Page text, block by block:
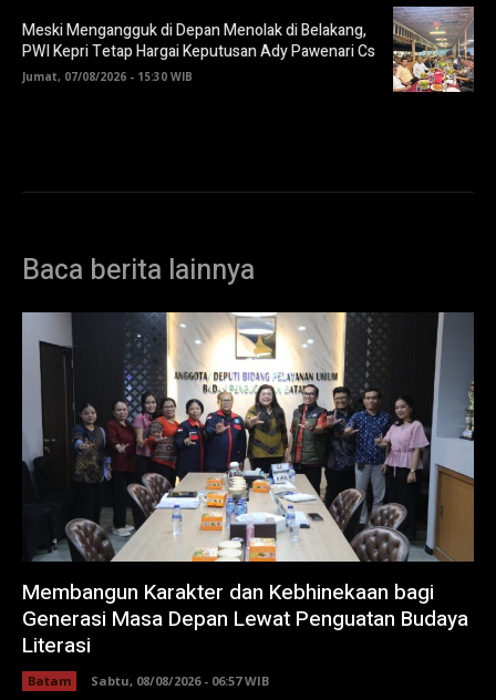
Meski Mengangguk di Depan Menolak di Belakang,
PWI Kepri Tetap Hargai Keputusan Ady Pawenari Cs
Jumat, 07/08/2026 - 15:30 WIB
Baca berita lainnya
Membangun Karakter dan Kebhinekaan bagi
Generasi Masa Depan Lewat Penguatan Budaya
Literasi
Batam Sabtu, 08/08/2026 - 06:57 WIB